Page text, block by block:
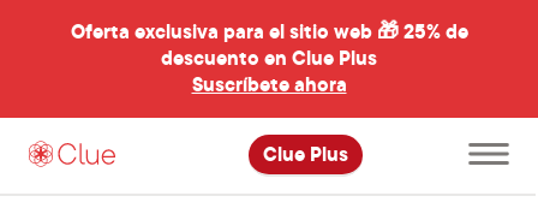
Oferta exclusiva para el sitio web 🎁25% de
descuento en Clue Plus
Suscríbete ahora
Clue Plus
Abre
el
menú